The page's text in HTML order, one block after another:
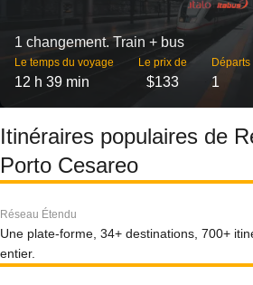
1 changement. Train + bus
Le temps du voyage
12 h 39 min
Le prix de
$133
Départs
1
Itinéraires populaires de
Porto Cesareo
Réseau Étendu
Une plate-forme, 34+ destinations, 700+
entier.